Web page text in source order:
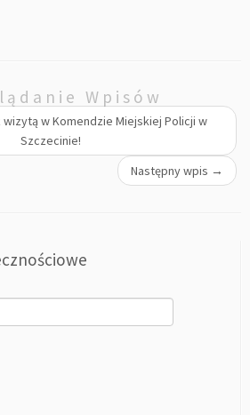
Wpisów
wizytą w Komendzie Miejskiej Policji w
Szczecinie!
Następny wpis →